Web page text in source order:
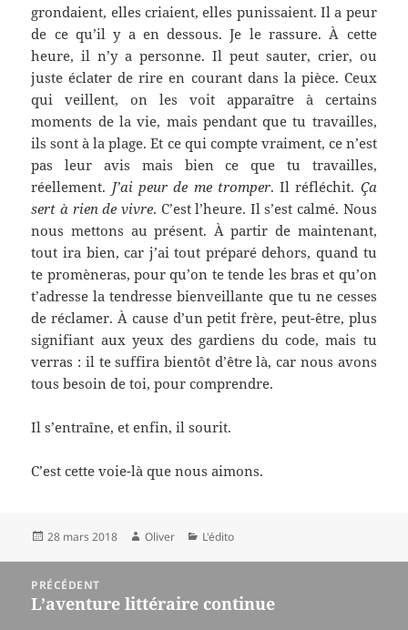
grondaient, elles criaient, elles punissaient. Il a peur
de ce qu’il y a en dessous. Je le rassure. À cette
heure, il n’y a personne. Il peut sauter, crier, ou
juste éclater de rire en courant dans la pièce. Ceux
qui veillent, on les voit apparaître à certains
moments de la vie, mais pendant que tu travailles,
ils sont à la plage. Et ce qui compte vraiment, ce n’est
pas leur avis mais bien ce que tu travailles,
réellement. J’ai peur de me tromper. Il réfléchit. Ça
sert à rien de vivre. C’est l’heure. Il s’est calmé. Nous
nous mettons au présent. À partir de maintenant,
tout ira bien, car j’ai tout préparé dehors, quand tu
te promèneras, pour qu’on te tende les bras et qu’on
t’adresse la tendresse bienveillante que tu ne cesses
de réclamer. À cause d’un petit frère, peut-être, plus
signifiant aux yeux des gardiens du code, mais tu
verras : il te suffira bientôt d’être là, car nous avons
tous besoin de toi, pour comprendre.
Il s’entraîne, et enfin, il sourit.
C’est cette voie-là que nous aimons.
Publié
28 mars 2018 Auteur
Oliver Catégories
L'édito
l’article
PRÉCÉDENT
Article
L’aventure littéraire continue